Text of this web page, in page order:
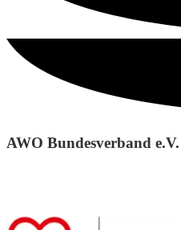
AWO Bundesverband e.V.